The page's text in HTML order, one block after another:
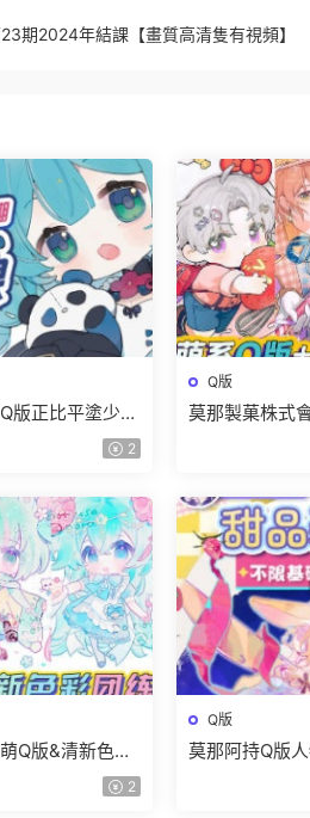
期2024年結課【畫質高清隻有視頻】
版正比平塗少女
【畫質高清有課
2
Q版
莫那製菓株式
Q版&清新色彩
2
Q版
莫那阿持Q版